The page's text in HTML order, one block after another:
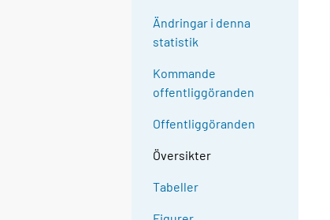
Ändringar i denna
statistik
Kommande
offentliggöranden
Offentliggöranden
Översikter
Tabeller